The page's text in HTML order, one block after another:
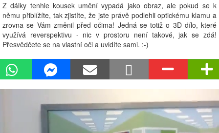
Z dálky tenhle kousek umění vypadá jako obraz, ale pokud se k
němu přiblížíte, tak zjistíte, že jste právě podlehli optickému klamu a
zrovna se Vám změnil před očima! Jedná se totiž o 3D dílo, které
využívá reverspektivu - nic v prostoru není takové, jak se zdá!
Přesvědčete se na vlastní oči a uvidíte sami. :-)